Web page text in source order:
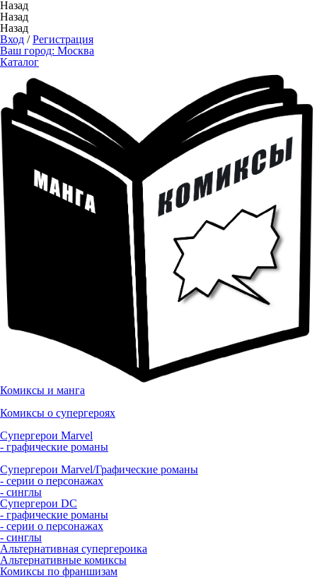
Назад
Назад
Назад
Вход /Регистрация
Ваш город: Москва
Каталог
Комиксы и манга
Комиксы о супергероях
Супергерои Marvel
- графические романы
Супергерои Marvel/Графические романы
- серии о персонажах
- синглы
Супергерои DC
- графические романы
- серии о персонажах
- синглы
Альтернативная супергероика
Альтернативные комиксы
Комиксы по франшизам